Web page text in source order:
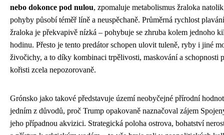
nebo dokonce pod nulou, zpomaluje metabolismus žraloka
pohyby působí téměř líně a neuspěchaně. Průměrná rychlost
žraloka je překvapivě nízká – pohybuje se zhruba kolem jednoho
hodinu. Přesto je tento predátor schopen ulovit tuleně, ryby i jiné
živočichy, a to díky kombinaci trpělivosti, maskování a schopnosti
kořisti zcela nepozorovaně.
Grónsko jako takové představuje území neobyčejné přírodní
jedním z důvodů, proč Trump opakovaně naznačoval zájem
jeho případnou akvizici. Strategická poloha ostrova, bohatství